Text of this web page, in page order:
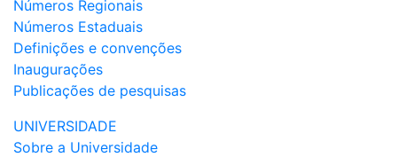
Números Regionais
Números Estaduais
Definições e convenções
Inaugurações
Publicações de pesquisas
UNIVERSIDADE
Sobre a Universidade